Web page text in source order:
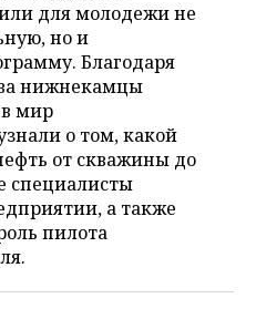
для молодежи не
но и
Благодаря
нижнекамцы
в мир
о том, какой
от скважины до
специалисты
а также
пилота